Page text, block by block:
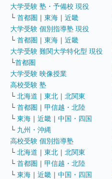
大学受験 塾・予備校 現役
└ 首都圏 ｜ 東海 ｜ 近畿
大学受験 個別指導塾 現役
└ 首都圏 ｜ 東海 ｜ 近畿
大学受験 難関大学特化型 現役
└首都圏
大学受験 映像授業
高校受験 塾
└ 北海道 ｜ 東北 ｜ 北関東
└ 首都圏 ｜ 甲信越・北陸
└ 東海 ｜ 近畿 ｜ 中国・四国
└ 九州・沖縄
高校受験 個別指導塾
└ 北海道 ｜ 東北 ｜ 北関東
└ 首都圏 ｜ 甲信越・北陸
└ 東海 ｜ 近畿 ｜ 中国・四国